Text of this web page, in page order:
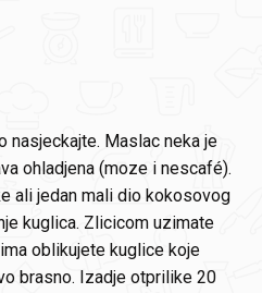
nasjeckajte. Maslac neka je
ohladjena (moze i nescafé).
ali jedan mali dio kokosovog
kuglica. Zlicicom uzimate
oblikujete kuglice koje
brasno. Izadje otprilike 20